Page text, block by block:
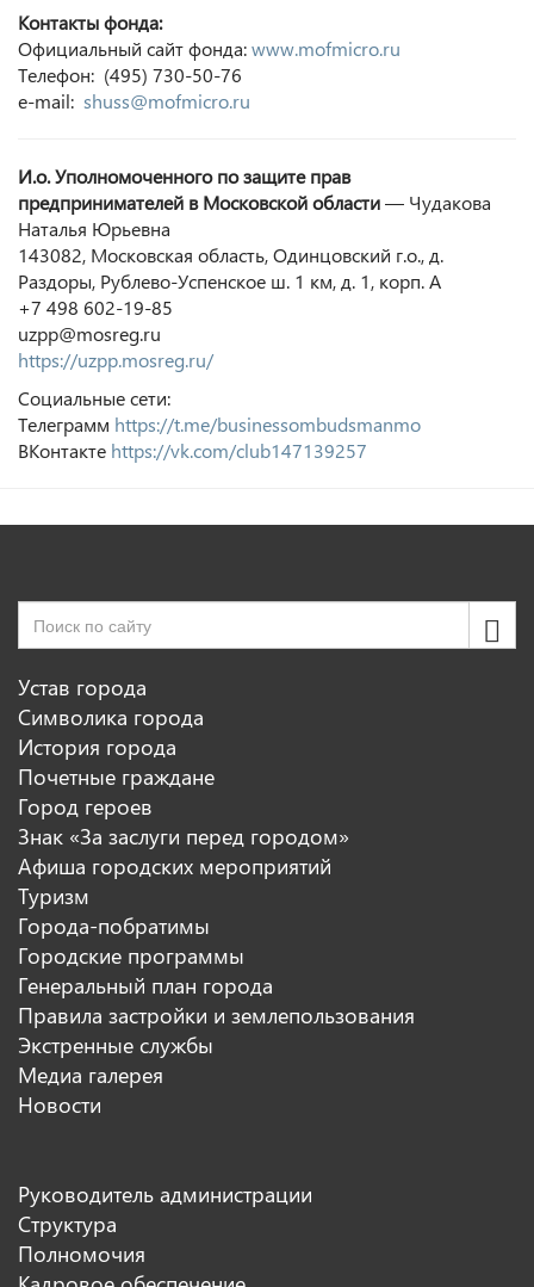
Контакты фонда:
Официальный сайт фонда:www.mofmicro.ru
Телефон: (495) 730-50-76
e-mail: shuss@mofmicro.ru
И.о. Уполномоченного по защите прав
предпринимателей в Московской области— Чудакова
Наталья Юрьевна
143082, Московская область, Одинцовский г.о., д.
Раздоры, Рублево-Успенское ш. 1 км, д. 1, корп. А
+7 498 602-19-85
uzpp@mosreg.ru
https://uzpp.mosreg.ru/
Социальные сети:
Телеграмм https://t.me/businessombudsmanmo
ВКонтакте https://vk.com/club147139257
Устав города
Символика города
История города
Почетные граждане
Город героев
Знак «За заслуги перед городом»
Афиша городских мероприятий
Туризм
Города-побратимы
Городские программы
Генеральный план города
Правила застройки и землепользования
Экстренные службы
Медиа галерея
Новости
Руководитель администрации
Структура
Полномочия